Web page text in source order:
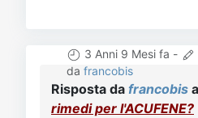
3 Anni 9 Mesi fa -
da francobis
Risposta da francobis
rimedi per l'ACUFENE?